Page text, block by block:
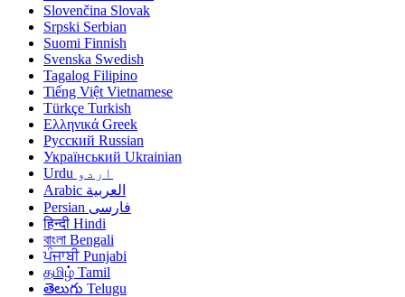
Slovenčina Slovak
Srpski Serbian
Suomi Finnish
Svenska Swedish
Tagalog Filipino
Tiếng Việt Vietnamese
Türkçe Turkish
Ελληνικά Greek
Русский Russian
Український Ukrainian
اردو Urdu
العربية Arabic
فارسی Persian
हिन्दी Hindi
বাংলা Bengali
ਪੰਜਾਬੀ Punjabi
தமிழ் Tamil
తెలుగు Telugu